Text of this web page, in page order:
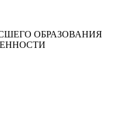
ОБРАЗОВАНИЯ